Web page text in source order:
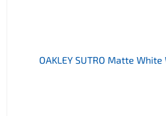
OAKLEY SUTRO Matte